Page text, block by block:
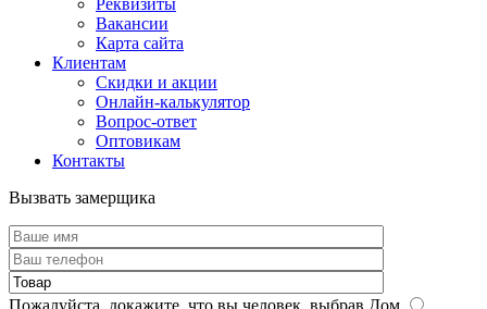
Реквизиты
Вакансии
Карта сайта
Клиентам
Скидки и акции
Онлайн-калькулятор
Вопрос-ответ
Оптовикам
Контакты
Вызвать замерщика
Пожалуйста, докажите, что вы человек, выбрав Дом.